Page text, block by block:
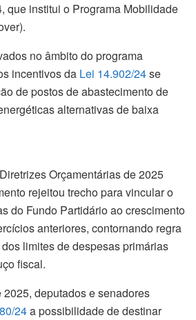
que institui o Programa Mobilidade
no âmbito do programa
incentivos da Lei 14.902/24se
de postos de abastecimento de
alternativas de baixa
Orçamentárias de 2025
rejeitou trecho para vincular o
do Fundo Partidárioao crescimento
anteriores, contornando regra
limites de despesas primárias
fiscal.
2025, deputados e senadores
24a possibilidade de destinar